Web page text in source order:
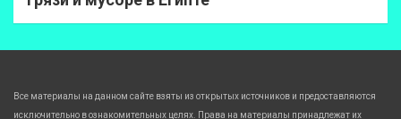
Все материалы на данном сайте взяты из открытых источников и предоставляются
исключительно в ознакомительных целях. Права на материалы принадлежат их